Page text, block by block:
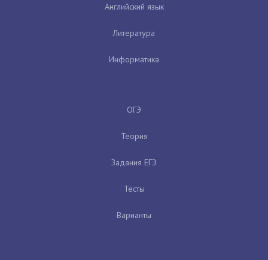
Английский язык
Литература
Информатика
ОГЭ
Теория
Задания ЕГЭ
Тесты
Варианты